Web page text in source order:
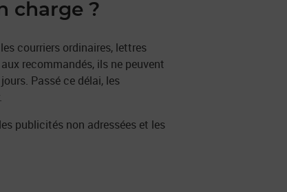
charge ?
courriers ordinaires, lettres
recommandés, ils ne peuvent
Passé ce délai, les
publicités non adressées et les